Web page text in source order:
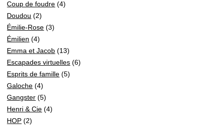
Coup de foudre (4)
Doudou (2)
Émilie-Rose (3)
Émilien (4)
Emma et Jacob (13)
Escapades virtuelles (6)
Esprits de famille (5)
Galoche (4)
Gangster (5)
Henri & Cie (4)
HOP (2)